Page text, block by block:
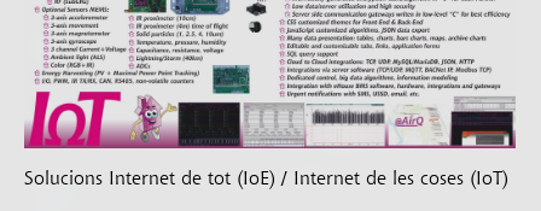
Solucions Internet de tot (IoE) / Internet de les coses (IoT)